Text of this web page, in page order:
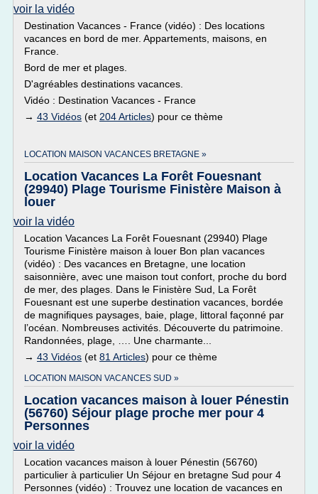
voir la vidéo
Destination Vacances - France (vidéo) : Des locations
vacances en bord de mer. Appartements, maisons, en
France.
Bord de mer et plages.
D'agréables destinations vacances.
Vidéo : Destination Vacances - France
→ 43 Vidéos (et 204 Articles) pour ce thème
LOCATION MAISON VACANCES BRETAGNE »
Location Vacances La Forêt Fouesnant
(29940) Plage Tourisme Finistère Maison à
louer
voir la vidéo
Location Vacances La Forêt Fouesnant (29940) Plage
Tourisme Finistère maison à louer Bon plan vacances
(vidéo) : Des vacances en Bretagne, une location
saisonnière, avec une maison tout confort, proche du bord
de mer, des plages. Dans le Finistère Sud, La Forêt
Fouesnant est une superbe destination vacances, bordée
de magnifiques paysages, baie, plage, littoral façonné par
l’océan. Nombreuses activités. Découverte du patrimoine.
Randonnées, plage, …. Une charmante...
→ 43 Vidéos (et 81 Articles) pour ce thème
LOCATION MAISON VACANCES SUD »
Location vacances maison à louer Pénestin
(56760) Séjour plage proche mer pour 4
Personnes
voir la vidéo
Location vacances maison à louer Pénestin (56760)
particulier à particulier Un Séjour en bretagne Sud pour 4
Personnes (vidéo) : Trouvez une location de vacances en